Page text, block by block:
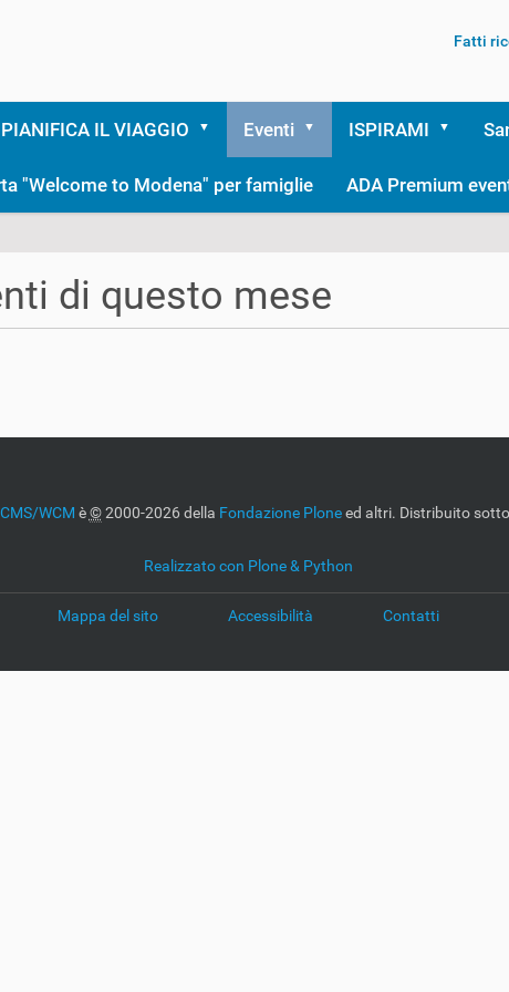
Fatti
PIANIFICA IL VIAGGIO Eventi ISPIRAMI
"Welcome to Modena" per famiglie ADA Premium
di questo mese
WCM è©2000-2026 della Fondazione Ploneed altri. Distribuito sotto
Realizzato con Plone & Python
Mappa del sito Accessibilità Contatti